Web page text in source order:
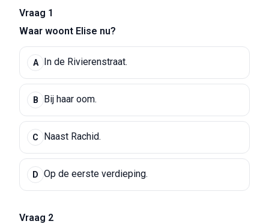
Vraag 1
Waar woont Elise nu?
A In de Rivierenstraat.
B Bij haar oom.
C Naast Rachid.
D Op de eerste verdieping.
Vraag 2